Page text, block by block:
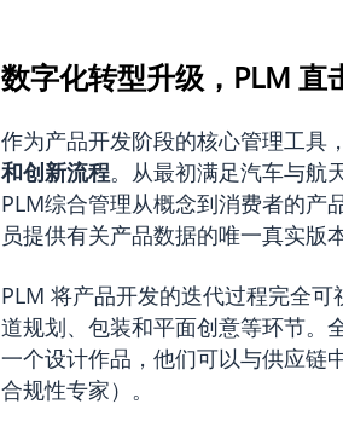
数字化转型升级，PLM 直
作为产品开发阶段的核心管理工具，
和创新流程。从最初满足汽车与航
PLM综合管理从概念到消费者的产
员提供有关产品数据的唯一真实版本
PLM 将产品开发的迭代过程完全
道规划、包装和平面创意等环节。
一个设计作品，他们可以与供应链
合规性专家）。